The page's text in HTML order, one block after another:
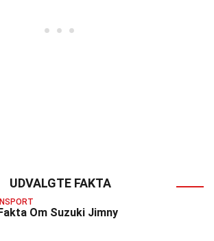
UDVALGTE FAKTA
Om Suzuki Jimny